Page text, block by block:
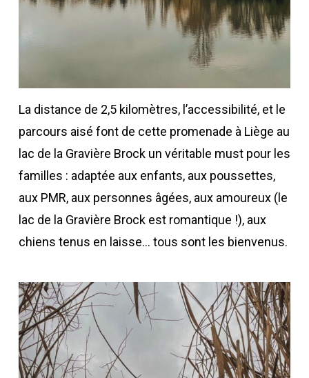
La distance de 2,5 kilomètres, l’accessibilité, et le
parcours aisé font de cette promenade à Liège au
lac de la Gravière Brock un véritable must pour les
familles : adaptée aux enfants, aux poussettes,
aux PMR, aux personnes âgées, aux amoureux (le
lac de la Gravière Brock est romantique !), aux
chiens tenus en laisse… tous sont les bienvenus.